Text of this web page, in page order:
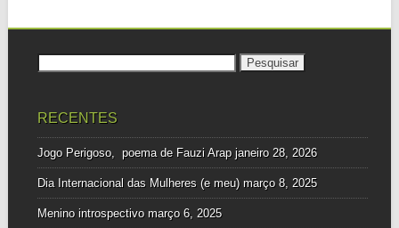
RECENTES
Jogo Perigoso, poema de Fauzi Arap janeiro 28, 2026
Dia Internacional das Mulheres (e meu) março 8, 2025
Menino introspectivo março 6, 2025